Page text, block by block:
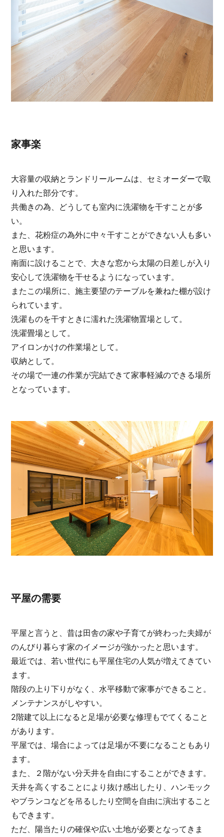
家事楽
大容量の収納とランドリールームは、セミオーダーで取
り入れた部分です。
共働きの為、どうしても室内に洗濯物を干すことが多
い。
また、花粉症の為外に中々干すことができない人も多い
と思います。
南面に設けることで、大きな窓から太陽の日差しが入り
安心して洗濯物を干せるようになっています。
またこの場所に、施主要望のテーブルを兼ねた棚が設け
られています。
洗濯ものを干すときに濡れた洗濯物置場として。
洗濯畳場として。
アイロンかけの作業場として。
収納として。
その場で一連の作業が完結できて家事軽減のできる場所
となっています。
平屋の需要
平屋と言うと、昔は田舎の家や子育てが終わった夫婦が
のんびり暮らす家のイメージが強かったと思います。
最近では、若い世代にも平屋住宅の人気が増えてきてい
ます。
階段の上り下りがなく、水平移動で家事ができること。
メンテナンスがしやすい。
2階建て以上になると足場が必要な修理もでてくること
があります。
平屋では、場合によっては足場が不要になることもあり
ます。
また、２階がない分天井を自由にすることができます。
天井を高くすることにより抜け感出したり、ハンモック
やブランコなどを吊るしたり空間を自由に演出すること
もできます。
ただ、陽当たりの確保や広い土地が必要となってきま